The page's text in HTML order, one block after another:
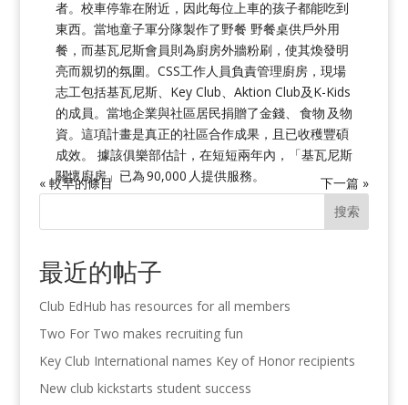
者。校車停靠在附近，因此每位上車的孩子都能吃到
東西。當地童子軍分隊製作了野餐 野餐桌供戶外用
餐，而基瓦尼斯會員則為廚房外牆粉刷，使其煥發明
亮而親切的氛圍。CSS工作人員負責管理廚房，現場
志工包括基瓦尼斯、Key Club、Aktion Club及K-Kids
的成員。當地企業與社區居民捐贈了金錢、 食物 及物
資。這項計畫是真正的社區合作成果，且已收穫豐碩
成效。 據該俱樂部估計，在短短兩年內，「基瓦尼斯
關懷廚房」已為 90,000 人提供服務。
« 較早的條目
下一篇 »
搜索
最近的帖子
Club EdHub has resources for all members
Two For Two makes recruiting fun
Key Club International names Key of Honor recipients
New club kickstarts student success